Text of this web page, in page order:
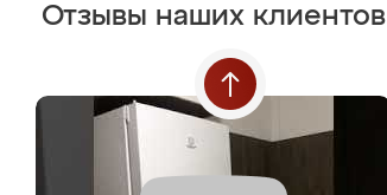
Отзывы наших клиентов